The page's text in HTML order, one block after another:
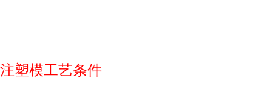
注塑模工艺条件